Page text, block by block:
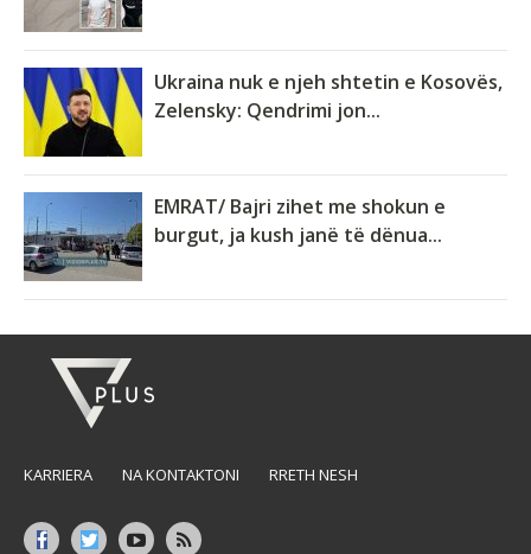
Ukraina nuk e njeh shtetin e Kosovës,
Zelensky: Qendrimi jon...
EMRAT/ Bajri zihet me shokun e
burgut, ja kush janë të dënua...
KARRIERA NA KONTAKTONI RRETH NESH